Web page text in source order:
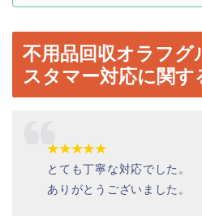
不用品回収オラフグ
スタマー対応に関す
★★★★★
とても丁寧な対応でした。
ありがとうございました。